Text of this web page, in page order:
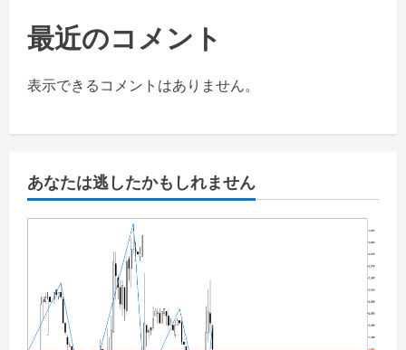
最近のコメント
表示できるコメントはありません。
あなたは逃したかもしれません